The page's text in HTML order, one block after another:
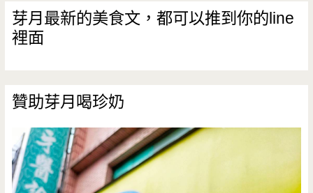
芽月最新的美食文，都可以推到你的line
裡面
贊助芽月喝珍奶